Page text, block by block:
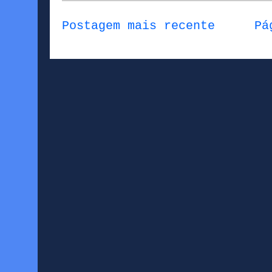
Postagem mais recente